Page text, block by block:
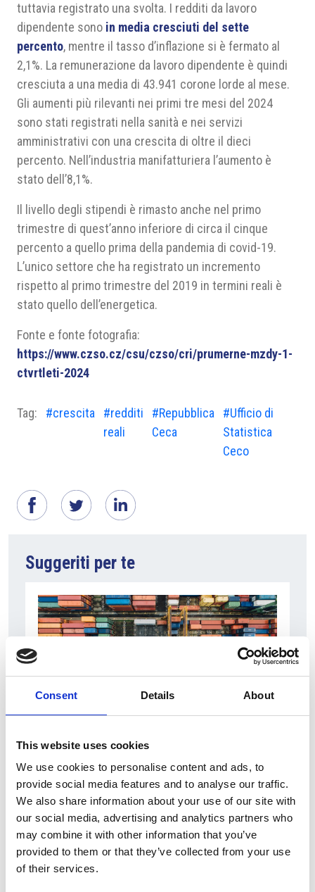
Consent Details About
This website uses cookies
We use cookies to personalise content and ads, to
provide social media features and to analyse our traffic.
We also share information about your use of our site with
our social media, advertising and analytics partners who
may combine it with other information that you’ve
provided to them or that they’ve collected from your use
of their services.
tuttavia registrato una svolta. I redditi da lavoro
dipendente sono in media cresciuti del sette
percento, mentre il tasso d’inflazione si è fermato al
2,1%. La remunerazione da lavoro dipendente è quindi
cresciuta a una media di 43.941 corone lorde al mese.
Gli aumenti più rilevanti nei primi tre mesi del 2024
sono stati registrati nella sanità e nei servizi
amministrativi con una crescita di oltre il dieci
percento. Nell’industria manifatturiera l’aumento è
stato dell’8,1%.
Il livello degli stipendi è rimasto anche nel primo
trimestre di quest’anno inferiore di circa il cinque
percento a quello prima della pandemia di covid-19.
L’unico settore che ha registrato un incremento
rispetto al primo trimestre del 2019 in termini reali è
stato quello dell’energetica.
Fonte e fonte fotografia:
https://www.czso.cz/csu/czso/cri/prumerne-mzdy-1-
ctvrtleti-2024
Tag: #crescita
#redditi
reali
#Repubblica
Ceca
#Ufficio di
Statistica
Ceco
Suggeriti per te
6 Agosto 2026
L’interscambio Italia – Repubblica ha superato
nel primo semestre i dieci miliardi di euro
Overview Economica